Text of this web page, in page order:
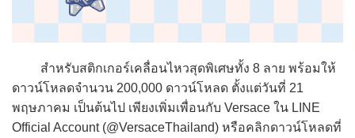
สำหรับสติกเกอร์เคลื่อนไหวสุดพิเศษทั้ง 8 ลาย พร้อมให้
ดาวน์โหลดจำนวน 200,000 ดาวน์โหลด ตั้งแต่วันที่ 21
พฤษภาคม เป็นต้นไป เพียงเพิ่มเพื่อนกับ Versace ใน LINE
Official Account (@VersaceThailand) หรือคลิกดาวน์โหลดที่